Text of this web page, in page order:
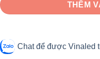
THÊM
Chat để được Vinaled